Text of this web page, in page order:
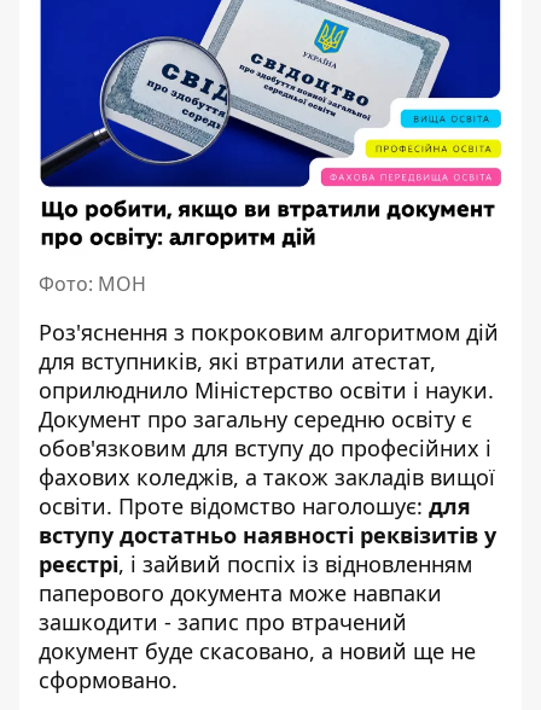
Фото: МОН
Роз'яснення з покроковим алгоритмом дій
для вступників, які втратили атестат,
оприлюднило Міністерство освіти і науки.
Документ про загальну середню освіту є
обов'язковим для вступу до професійних і
фахових коледжів, а також закладів вищої
освіти. Проте відомство наголошує: для
вступу достатньо наявності реквізитів у
реєстрі, і зайвий поспіх із відновленням
паперового документа може навпаки
зашкодити - запис про втрачений
документ буде скасовано, а новий ще не
сформовано.